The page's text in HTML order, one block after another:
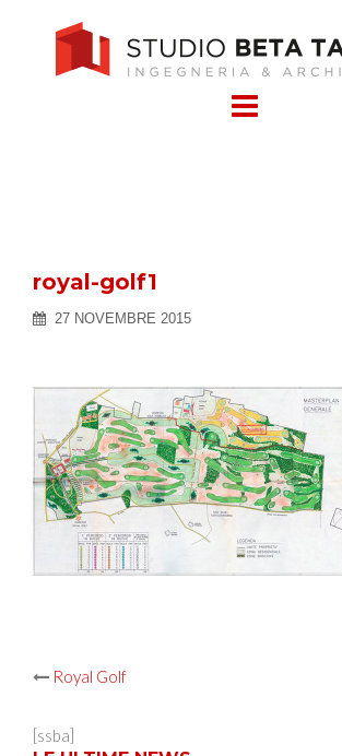
royal-golf1
27 NOVEMBRE 2015
Post
navigation
Royal Golf
[ssba]